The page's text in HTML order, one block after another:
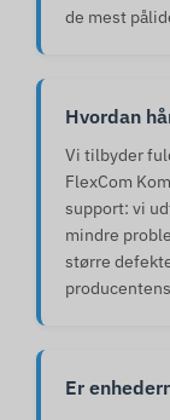
de mest
Hvordan
Vi tilbyder
FlexCom
support: vi
mindre
større
Er